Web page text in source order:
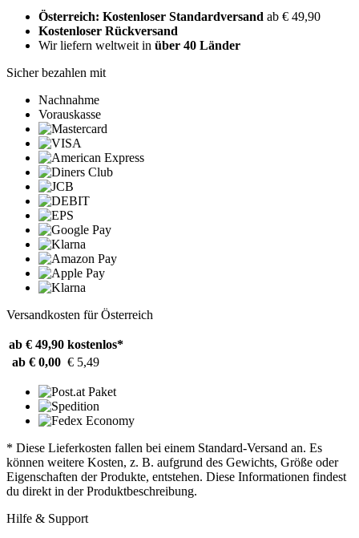
Österreich: Kostenloser Standardversand ab € 49,90
Kostenloser Rückversand
Wir liefern weltweit in über 40 Länder
Sicher bezahlen mit
Nachnahme
Vorauskasse
Versandkosten für Österreich
ab € 49,90 kostenlos*
ab € 0,00 € 5,49
* Diese Lieferkosten fallen bei einem Standard-Versand an. Es
können weitere Kosten, z. B. aufgrund des Gewichts, Größe oder
Eigenschaften der Produkte, entstehen. Diese Informationen findest
du direkt in der Produktbeschreibung.
Hilfe & Support